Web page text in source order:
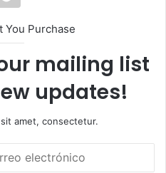
You Purchase
mailing list
updates!
amet, consectetur.